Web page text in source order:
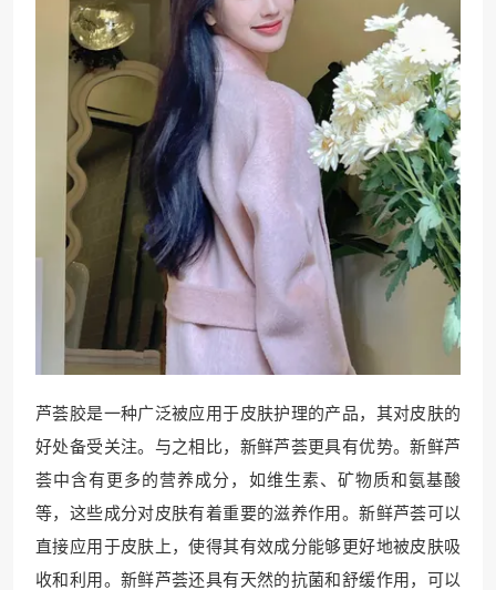
芦荟胶是一种广泛被应用于皮肤护理的产品，其对皮肤的
好处备受关注。与之相比，新鲜芦荟更具有优势。新鲜芦
荟中含有更多的营养成分，如维生素、矿物质和氨基酸
等，这些成分对皮肤有着重要的滋养作用。新鲜芦荟可以
直接应用于皮肤上，使得其有效成分能够更好地被皮肤吸
收和利用。新鲜芦荟还具有天然的抗菌和舒缓作用，可以